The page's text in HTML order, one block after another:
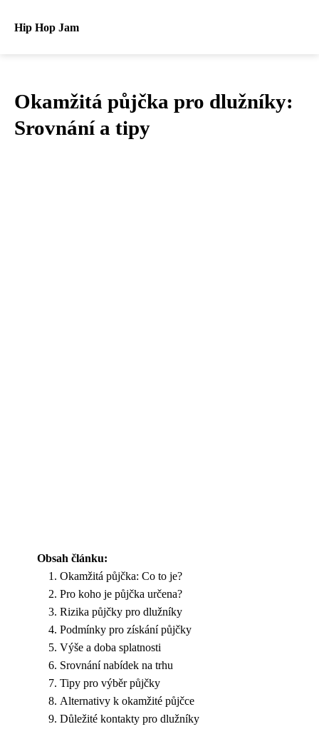
Hip Hop Jam
Okamžitá půjčka pro dlužníky:
Srovnání a tipy
Obsah článku:
Okamžitá půjčka: Co to je?
Pro koho je půjčka určena?
Rizika půjčky pro dlužníky
Podmínky pro získání půjčky
Výše a doba splatnosti
Srovnání nabídek na trhu
Tipy pro výběr půjčky
Alternativy k okamžité půjčce
Důležité kontakty pro dlužníky